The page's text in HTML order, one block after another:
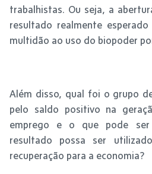
trabalhistas. Ou seja, a
resultado realmente
multidão ao uso do biopoder
Além disso, qual foi o grupo
pelo saldo positivo na
emprego e o que pode
resultado possa ser
recuperação para a economia?